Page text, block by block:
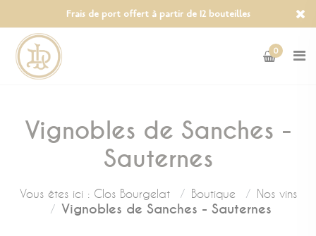
Frais de port offert à partir de 12 bouteilles
0
Vignobles de Sanches -
Sauternes
Vous êtes ici : Clos Bourgelat Boutique Nos vins
Vignobles de Sanches - Sauternes
Panneau de gestion des cookies